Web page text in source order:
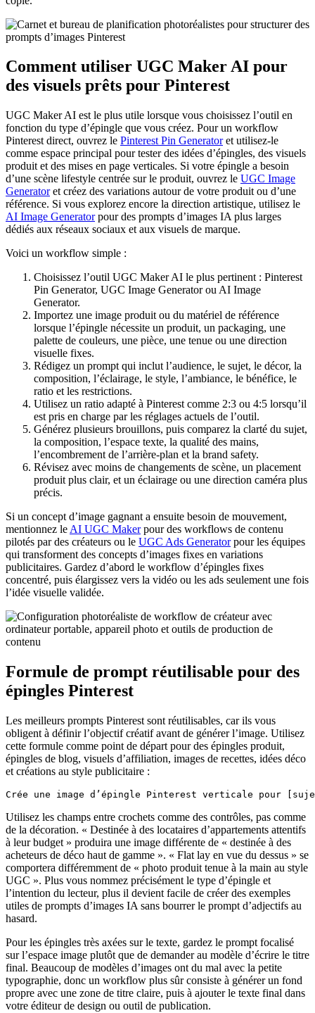
Comment utiliser UGC Maker AI pour
des visuels prêts pour Pinterest
UGC Maker AI est le plus utile lorsque vous choisissez l’outil en
fonction du type d’épingle que vous créez. Pour un workflow
Pinterest direct, ouvrez le Pinterest Pin Generatoret utilisez-le
comme espace principal pour tester des idées d’épingles, des visuels
produit et des mises en page verticales. Si votre épingle a besoin
d’une scène lifestyle centrée sur le produit, ouvrez le UGC Image
Generatoret créez des variations autour de votre produit ou d’une
référence. Si vous explorez encore la direction artistique, utilisez le
AI Image Generatorpour des prompts d’images IA plus larges
dédiés aux réseaux sociaux et aux visuels de marque.
Voici un workflow simple :
Choisissez l’outil UGC Maker AI le plus pertinent : Pinterest
Pin Generator, UGC Image Generator ou AI Image
Generator.
Importez une image produit ou du matériel de référence
lorsque l’épingle nécessite un produit, un packaging, une
palette de couleurs, une pièce, une tenue ou une direction
visuelle fixes.
Rédigez un prompt qui inclut l’audience, le sujet, le décor, la
composition, l’éclairage, le style, l’ambiance, le bénéfice, le
ratio et les restrictions.
Utilisez un ratio adapté à Pinterest comme 2:3 ou 4:5 lorsqu’il
est pris en charge par les réglages actuels de l’outil.
Générez plusieurs brouillons, puis comparez la clarté du sujet,
la composition, l’espace texte, la qualité des mains,
l’encombrement de l’arrière-plan et la brand safety.
Révisez avec moins de changements de scène, un placement
produit plus clair, et un éclairage ou une direction caméra plus
précis.
Si un concept d’image gagnant a ensuite besoin de mouvement,
mentionnez le AI UGC Makerpour des workflows de contenu
pilotés par des créateurs ou le UGC Ads Generatorpour les équipes
qui transforment des concepts d’images fixes en variations
publicitaires. Gardez d’abord le workflow d’épingles fixes
concentré, puis élargissez vers la vidéo ou les ads seulement une fois
l’idée visuelle validée.
Formule de prompt réutilisable pour des
épingles Pinterest
Les meilleurs prompts Pinterest sont réutilisables, car ils vous
obligent à définir l’objectif créatif avant de générer l’image. Utilisez
cette formule comme point de départ pour des épingles produit,
épingles de blog, visuels d’affiliation, images de recettes, idées déco
et créations au style publicitaire :
Utilisez les champs entre crochets comme des contrôles, pas comme
de la décoration. « Destinée à des locataires d’appartements attentifs
à leur budget » produira une image différente de « destinée à des
acheteurs de déco haut de gamme ». « Flat lay en vue du dessus » se
comportera différemment de « photo produit tenue à la main au style
UGC ». Plus vous nommez précisément le type d’épingle et
l’intention du lecteur, plus il devient facile de créer des exemples
utiles de prompts d’images IA sans bourrer le prompt d’adjectifs au
hasard.
Pour les épingles très axées sur le texte, gardez le prompt focalisé
sur l’espace image plutôt que de demander au modèle d’écrire le titre
final. Beaucoup de modèles d’images ont du mal avec la petite
typographie, donc un workflow plus sûr consiste à générer un fond
propre avec une zone de titre claire, puis à ajouter le texte final dans
votre éditeur de design ou outil de publication.